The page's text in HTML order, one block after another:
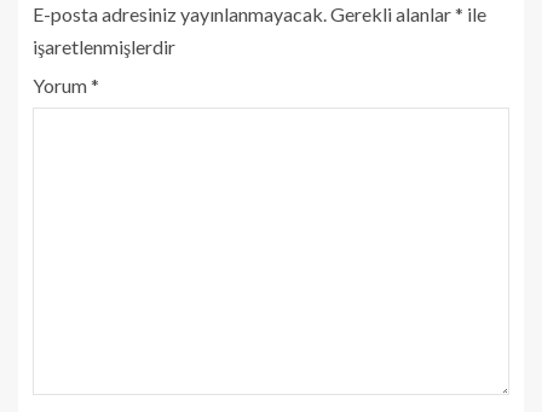
E-posta adresiniz yayınlanmayacak.Gerekli alanlar* ile
işaretlenmişlerdir
Yorum*